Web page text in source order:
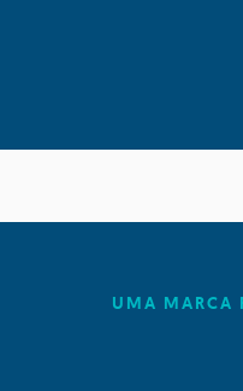
UMA MARCA